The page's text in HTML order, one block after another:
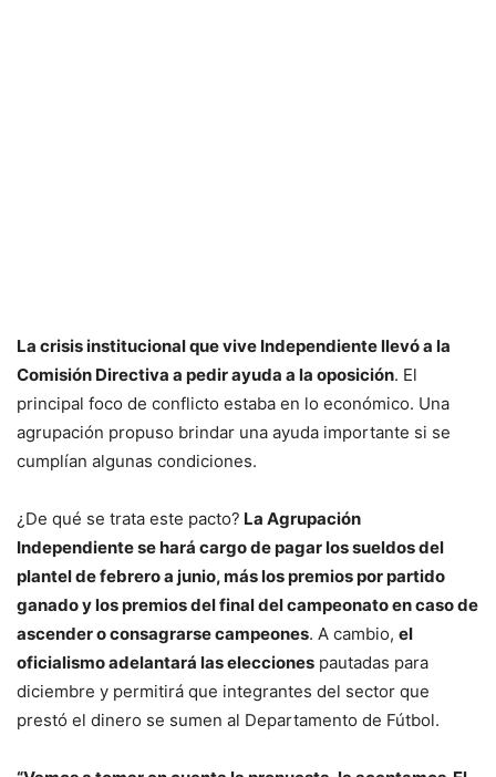
La crisis institucional que vive Independiente llevó a la
Comisión Directiva a pedir ayuda a la oposición. El
principal foco de conflicto estaba en lo económico. Una
agrupación propuso brindar una ayuda importante si se
cumplían algunas condiciones.
¿De qué se trata este pacto? La Agrupación
Independiente se hará cargo de pagar los sueldos del
plantel de febrero a junio, más los premios por partido
ganado y los premios del final del campeonato en caso de
ascender o consagrarse campeones. A cambio, el
oficialismo adelantará las elecciones pautadas para
diciembre y permitirá que integrantes del sector que
prestó el dinero se sumen al Departamento de Fútbol.